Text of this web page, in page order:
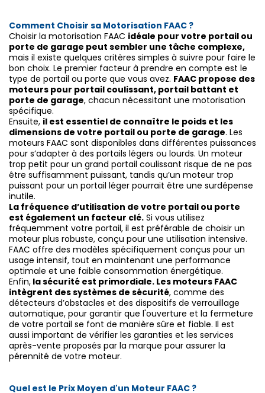
Comment Choisir sa Motorisation FAAC ?
Choisir la motorisation FAAC idéale pour votre portail ou
porte de garage peut sembler une tâche complexe,
mais il existe quelques critères simples à suivre pour faire le
bon choix. Le premier facteur à prendre en compte est le
type de portail ou porte que vous avez. FAAC propose des
moteurs pour portail coulissant, portail battant et
porte de garage, chacun nécessitant une motorisation
spécifique.
Ensuite, il est essentiel de connaître le poids et les
dimensions de votre portail ou porte de garage. Les
moteurs FAAC sont disponibles dans différentes puissances
pour s’adapter à des portails légers ou lourds. Un moteur
trop petit pour un grand portail coulissant risque de ne pas
être suffisamment puissant, tandis qu’un moteur trop
puissant pour un portail léger pourrait être une surdépense
inutile.
La fréquence d’utilisation de votre portail ou porte
est également un facteur clé. Si vous utilisez
fréquemment votre portail, il est préférable de choisir un
moteur plus robuste, conçu pour une utilisation intensive.
FAAC offre des modèles spécifiquement conçus pour un
usage intensif, tout en maintenant une performance
optimale et une faible consommation énergétique.
Enfin, la sécurité est primordiale. Les moteurs FAAC
intègrent des systèmes de sécurité, comme des
détecteurs d’obstacles et des dispositifs de verrouillage
automatique, pour garantir que l'ouverture et la fermeture
de votre portail se font de manière sûre et fiable. Il est
aussi important de vérifier les garanties et les services
après-vente proposés par la marque pour assurer la
pérennité de votre moteur.
Quel est le Prix Moyen d'un Moteur FAAC ?